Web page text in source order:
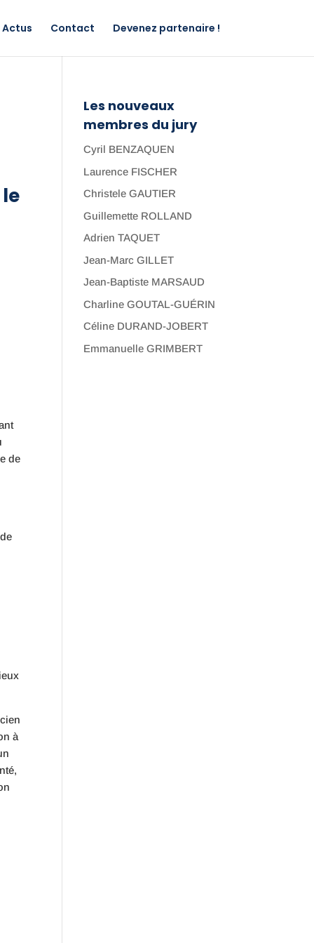
Actus Contact Devenez partenaire !
de
à
Les nouveaux
membres du jury
Cyril BENZAQUEN
Laurence FISCHER
Christele GAUTIER
Guillemette ROLLAND
Adrien TAQUET
Jean-Marc GILLET
Jean-Baptiste MARSAUD
Charline GOUTAL-GUÉRIN
Céline DURAND-JOBERT
Emmanuelle GRIMBERT